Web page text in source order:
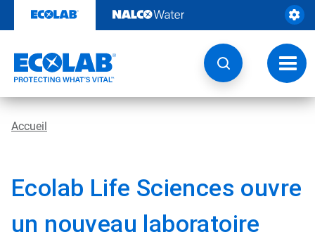
contenu
la
Accueil
Ecolab Life Sciences ouvre
un nouveau laboratoire